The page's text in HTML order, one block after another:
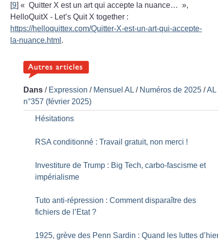
[9]« Quitter X est un art qui accepte la nuance…
»,
HelloQuitX - Let’s Quit X together :
https://helloquittex.com/Quitter-X-est-un-art-qui-accepte-
la-nuance.html .
Dans / Expression / Mensuel AL / Numéros de 2025 /AL
n°357 (février 2025)
Hésitations
RSA conditionné : Travail gratuit, non merci !
Investiture de Trump : Big Tech, carbo-fascisme et
impérialisme
Tuto anti-répression : Comment disparaître des
fichiers de l’Etat ?
1925, grève des Penn Sardin : Quand les luttes